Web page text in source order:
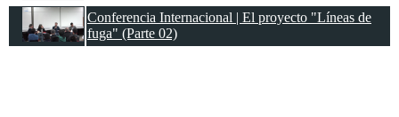
Conferencia Internacional | El proyecto "Líneas de
fuga" (Parte 02)